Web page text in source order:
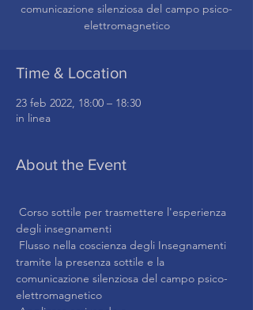
comunicazione silenziosa del campo psico-
elettromagnetico
Time & Location
23 feb 2022, 18:00 – 18:30
in linea
About the Event
degli insegnamenti
tramite la presenza sottile e la
comunicazione silenziosa del campo psico-
elettromagnetico